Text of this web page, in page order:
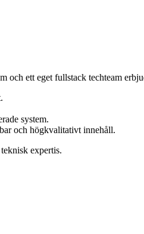
och ett eget fullstack techteam
system.
och högkvalitativt innehåll.
expertis.